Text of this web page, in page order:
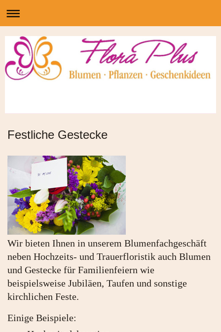
Festliche Gestecke
Wir bieten Ihnen in unserem Blumenfachgeschäft
neben Hochzeits- und Trauerfloristik auch Blumen
und Gestecke für Familienfeiern wie
beispielsweise Jubiläen, Taufen und sonstige
kirchlichen Feste.
Einige Beispiele: